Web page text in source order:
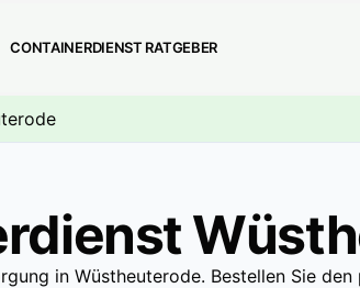
CONTAINERDIENST RATGEBER
in Wüstheuterode. Bestellen Sie